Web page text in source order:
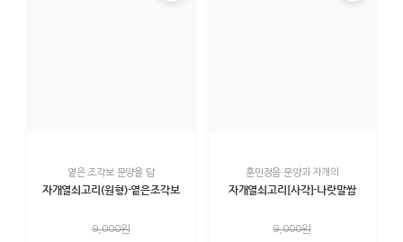
옅은 조각보 문양을 담
자개열쇠고리(원형)-옅은조각보
9,000원
훈민정음 문양과 자개의
자개열쇠고리[사각]-나랏말쌈
9,000원